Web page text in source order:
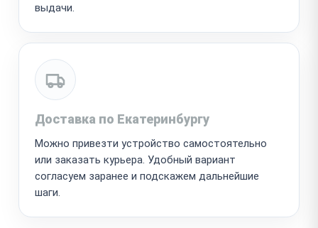
выдачи.
Доставка по Екатеринбургу
Можно привезти устройство самостоятельно
или заказать курьера. Удобный вариант
согласуем заранее и подскажем дальнейшие
шаги.